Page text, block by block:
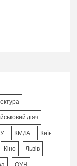
діяч
КМДА Київ
Кіно Львів
ОУН